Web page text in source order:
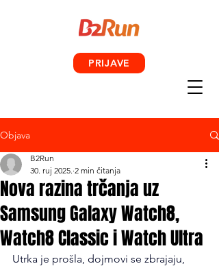
PRIJAVE
Objava
Nova razina trčanja uz
Samsung Galaxy Watch8,
Watch8 Classic i Watch Ultra
B2Run
30. ruj 2025. 2 min čitanja
Utrka je prošla, dojmovi se zbrajaju,